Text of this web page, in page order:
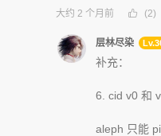
大约 2 个月前 (2)
层林尽染
补充：
6. cid v0 和
aleph 只能